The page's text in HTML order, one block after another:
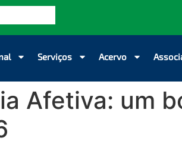
Serviços Acervo
Afetiva: um